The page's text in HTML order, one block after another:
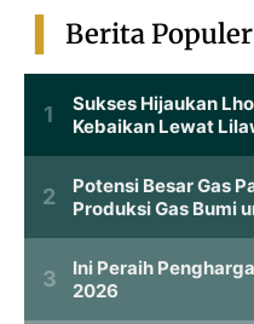
Berita Populer